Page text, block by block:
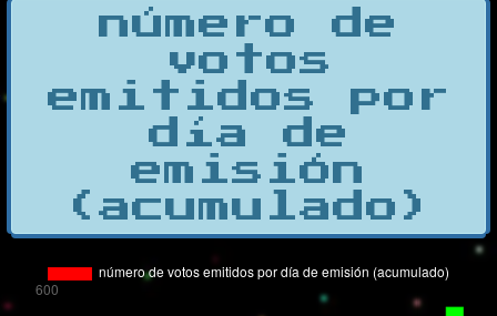
número de
votos
emitidos por
día de
emisión
(acumulado)